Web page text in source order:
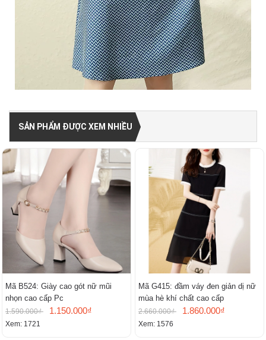
SẢN PHẨM ĐƯỢC XEM NHIỀU
Mã B524: Giày cao gót nữ mũi
nhọn cao cấp Pc
1.590.000₫ 1.150.000₫
Xem: 1721
Mã G415: đầm váy đen giản dị nữ
mùa hè khí chất cao cấp
2.660.000₫ 1.860.000₫
Xem: 1576